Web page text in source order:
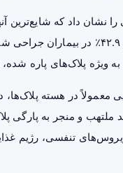
شریان کرونری در بیماران با مرگ
ویژه پلاک‌های پاره شده،
معمولاً در هسته
ملتهب و منجر به پارگی
تنفسی، رژیم